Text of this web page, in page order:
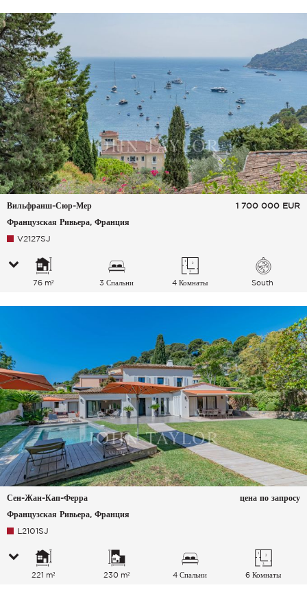
Вильфранш-Сюр-Мер
Французская Ривьера, Франция
1 700 000 EUR
V2127SJ
76 m² 3 Спальни 4 Комнаты South
Сен-Жан-Кап-Ферра
Французская Ривьера, Франция
цена по запросу
L2101SJ
221 m² 230 m² 4 Спальни 6 Комнаты